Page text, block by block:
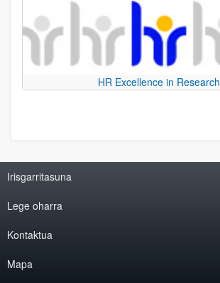
HR Excellence in Research
Irisgarritasuna
Lege oharra
Kontaktua
Mapa